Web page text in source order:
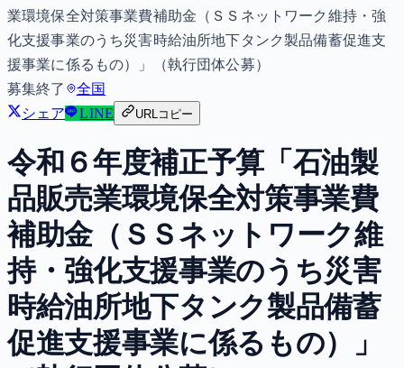
業環境保全対策事業費補助金（ＳＳネットワーク維持・強
化支援事業のうち災害時給油所地下タンク製品備蓄促進支
援事業に係るもの）」（執行団体公募）
募集終了
全国
シェア
LINE URLコピー
令和６年度補正予算「石油製
品販売業環境保全対策事業費
補助金（ＳＳネットワーク維
持・強化支援事業のうち災害
時給油所地下タンク製品備蓄
促進支援事業に係るもの）」